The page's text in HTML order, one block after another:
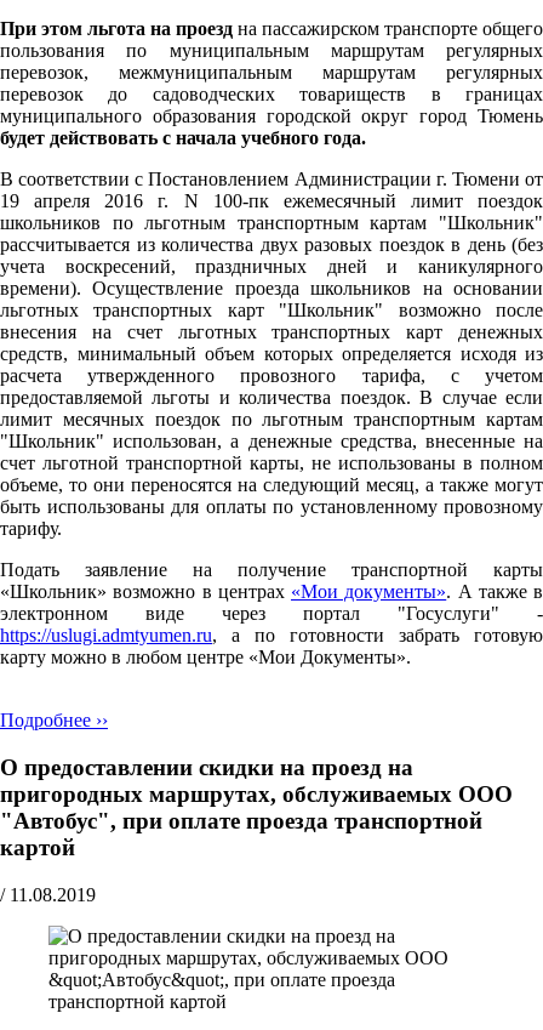
При этом льгота на проезд на пассажирском транспорте общего
пользования по муниципальным маршрутам регулярных
перевозок, межмуниципальным маршрутам регулярных
перевозок до садоводческих товариществ в границах
муниципального образования городской округ город Тюмень
будет действовать с начала учебного года.
В соответствии с Постановлением Администрации г. Тюмени от
19 апреля 2016 г. N 100-пк ежемесячный лимит поездок
школьников по льготным транспортным картам "Школьник"
рассчитывается из количества двух разовых поездок в день (без
учета воскресений, праздничных дней и каникулярного
времени). Осуществление проезда школьников на основании
льготных транспортных карт "Школьник" возможно после
внесения на счет льготных транспортных карт денежных
средств, минимальный объем которых определяется исходя из
расчета утвержденного провозного тарифа, с учетом
предоставляемой льготы и количества поездок. В случае если
лимит месячных поездок по льготным транспортным картам
"Школьник" использован, а денежные средства, внесенные на
счет льготной транспортной карты, не использованы в полном
объеме, то они переносятся на следующий месяц, а также могут
быть использованы для оплаты по установленному провозному
тарифу.
Подать заявление на получение транспортной карты
«Школьник» возможно в центрах «Мои документы». А также в
электронном виде через портал "Госуслуги" -
https://uslugi.admtyumen.ru, а по готовности забрать готовую
карту можно в любом центре «Мои Документы».
Подробнее ››
О предоставлении скидки на проезд на
пригородных маршрутах, обслуживаемых ООО
"Автобус", при оплате проезда транспортной
картой
/ 11.08.2019